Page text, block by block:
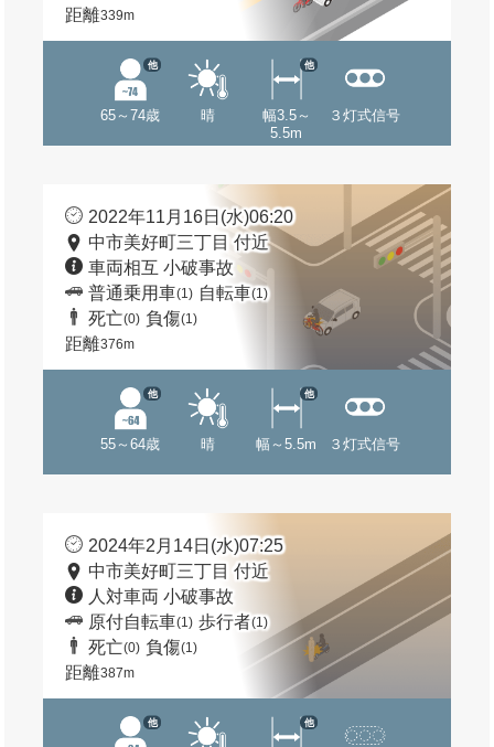
距離339m
65～74歳
他
晴
幅3.5～
5.5m
他
３灯式信号
2022年11月16日(水)06:20
中市美好町三丁目 付近
車両相互 小破事故
普通乗用車(1) 自転車(1)
死亡(0) 負傷(1)
距離376m
55～64歳
他
晴 幅～5.5m
他
３灯式信号
2024年2月14日(水)07:25
中市美好町三丁目 付近
人対車両 小破事故
原付自転車(1) 歩行者(1)
死亡(0) 負傷(1)
距離387m
他 他